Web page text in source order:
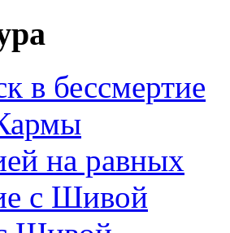
в бессмертие
на равных
с Шивой